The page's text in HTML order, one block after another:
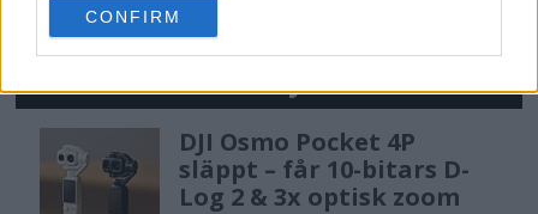
consent section.
CONFIRM
MEST LÄST JUST NU
DJI Osmo Pocket 4P
släppt – får 10-bitars D-
Log 2 & 3x optisk zoom